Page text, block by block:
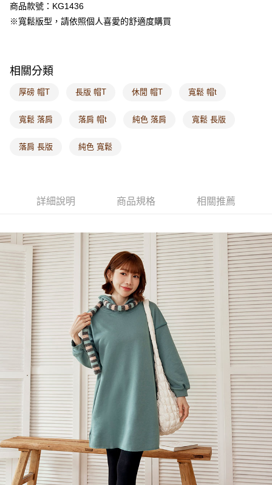
宅配
每筆NT$60，滿NT$1,000(含以上)免運費
海外配送-港/澳/新/馬/泰國專屬
海外配送-其他亞洲地區
商品款號：KG1436
※寬鬆版型，請依照個人喜愛的舒適度購買
相關分類
厚磅 帽T 長版 帽T 休閒 帽T 寬鬆 帽t
寬鬆 落肩 落肩 帽t 純色 落肩 寬鬆 長版
落肩 長版 純色 寬鬆
詳細說明 商品規格 相關推薦